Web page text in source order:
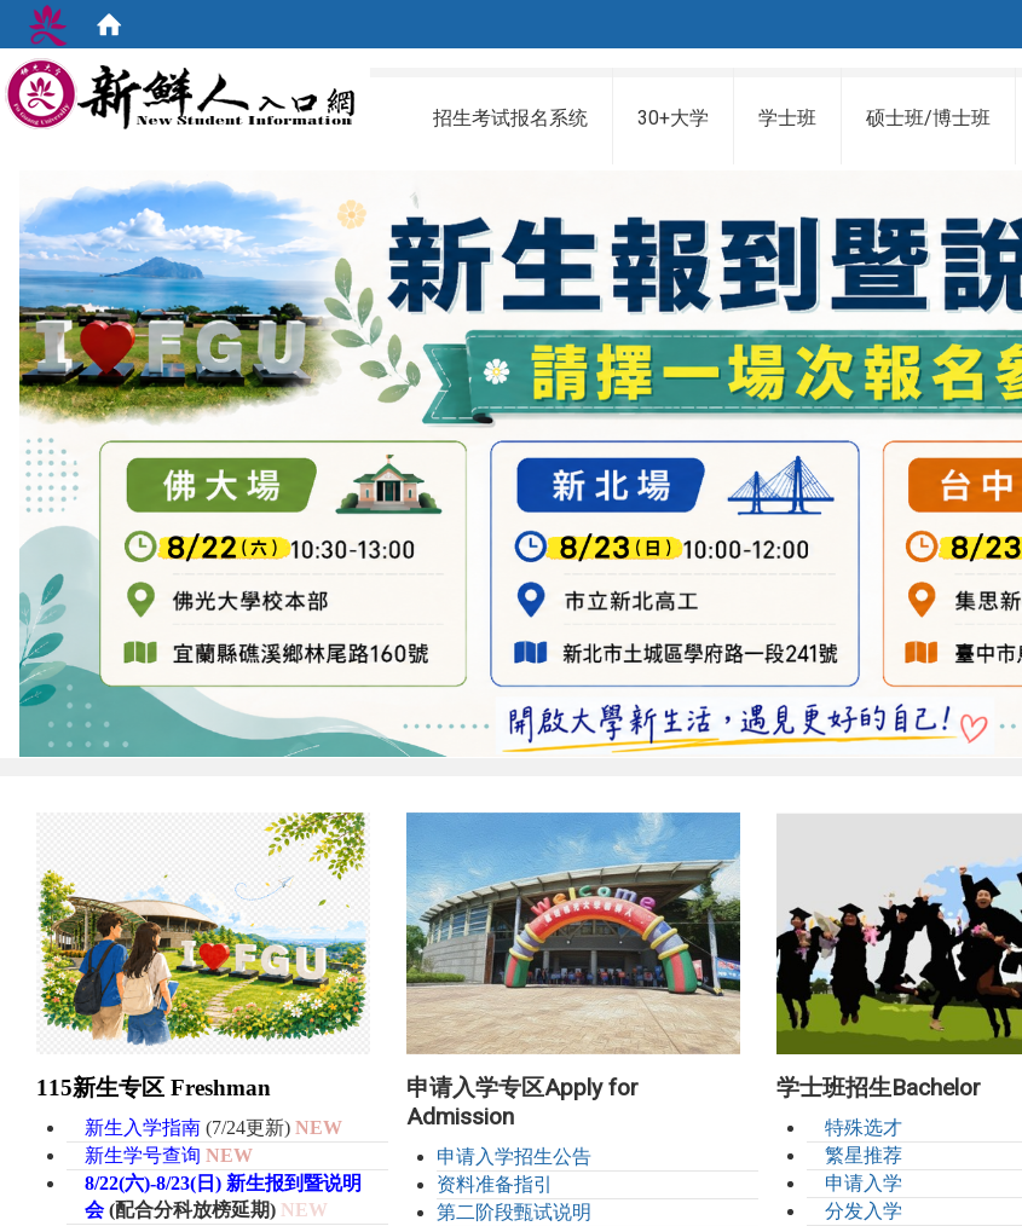
:::
招生考试报名系统
30+大学 学士班 硕士班/博士班
115新生专区 Freshman
新生入学指南 (7/24更新) NEW
新生学号查询 NEW
8/22(六)-8/23(日) 新生报到暨说明
会(配合分科放榜延期) NEW
申请入学专区Apply for
Admission
申请入学招生公告
资料准备指引
第二阶段甄试说明
学士班招生Bachelor
特殊选才
繁星推荐
申请入学
分发入学